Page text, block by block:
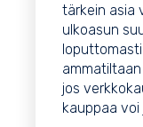
tärkein asia
ulkoasun
jos
kauppaa voi